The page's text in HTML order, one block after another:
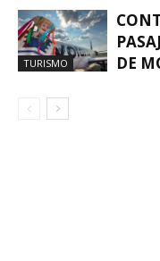
TURISMO
DE